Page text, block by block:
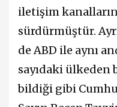
iletişim
sürdürmüştür.
de ABD ile aynı
sayıdaki
bildiği gibi